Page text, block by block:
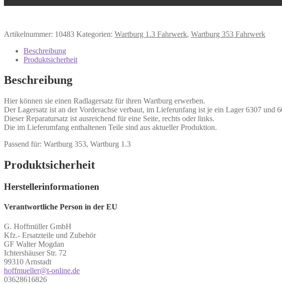
Artikelnummer: 10483 Kategorien: Wartburg 1.3 Fahrwerk, Wartburg 353 Fahrwerk
Beschreibung
Produktsicherheit
Beschreibung
Hier können sie einen Radlagersatz für ihren Wartburg erwerben.
Der Lagersatz ist an der Vorderachse verbaut, im Lieferunfang ist je ein Lager 6307
Dieser Reparatursatz ist ausreichend für eine Seite, rechts oder links.
Die im Lieferumfang enthaltenen Teile sind aus aktueller Produktion.
Passend für: Wartburg 353, Wartburg 1.3
Produktsicherheit
Herstellerinformationen
Verantwortliche Person in der EU
G. Hoffmüller GmbH
Kfz.- Ersatzteile und Zubehör
GF Walter Mogdan
Ichtershäuser Str. 72
99310 Arnstadt
hoffmueller@t-online.de
03628616826